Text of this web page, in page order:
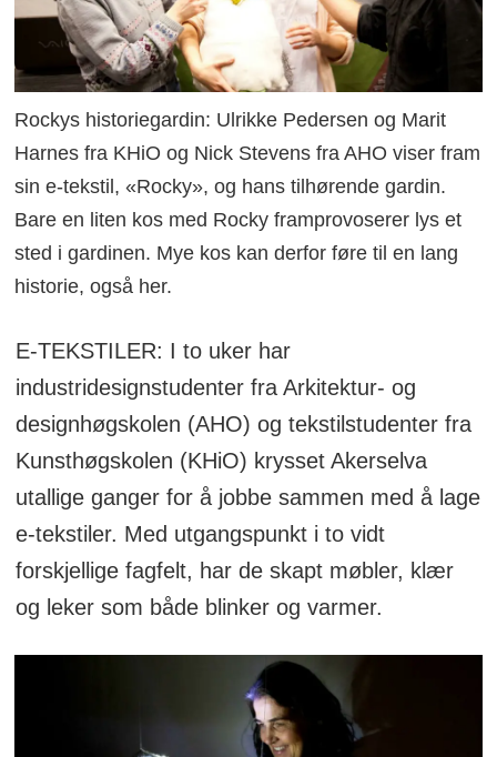
Rockys historiegardin: Ulrikke Pedersen og Marit
Harnes fra KHiO og Nick Stevens fra AHO viser fram
sin e-tekstil, «Rocky», og hans tilhørende gardin.
Bare en liten kos med Rocky framprovoserer lys et
sted i gardinen. Mye kos kan derfor føre til en lang
historie, også her.
E-TEKSTILER: I to uker har
industridesignstudenter fra Arkitektur- og
designhøgskolen (AHO) og tekstilstudenter fra
Kunsthøgskolen (KHiO) krysset Akerselva
utallige ganger for å jobbe sammen med å lage
e-tekstiler. Med utgangspunkt i to vidt
forskjellige fagfelt, har de skapt møbler, klær
og leker som både blinker og varmer.